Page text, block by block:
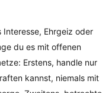
Interesse, Ehrgeiz oder
du es mit offenen
Erstens, handle nur
kannst, niemals mit